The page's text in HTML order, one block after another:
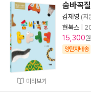
미리보기
숨바꼭
김재영 (지
현북스
15,300
양탄자배송